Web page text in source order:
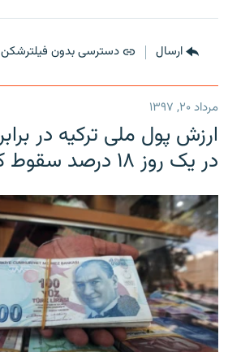
ارسال دسترسی بدون فیلترشکن
مرداد ۲۰, ۱۳۹۷
ارزش پول ملی ترکیه در
در یک روز ۱۸ درصد سقوط کرد